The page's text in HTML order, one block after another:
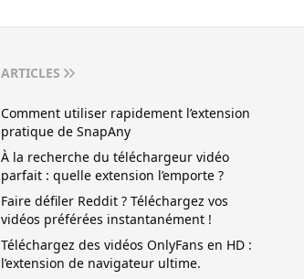
ARTICLES
Comment utiliser rapidement l’extension
pratique de SnapAny
À la recherche du téléchargeur vidéo
parfait : quelle extension l’emporte ?
Faire défiler Reddit ? Téléchargez vos
vidéos préférées instantanément !
Téléchargez des vidéos OnlyFans en HD :
l’extension de navigateur ultime.